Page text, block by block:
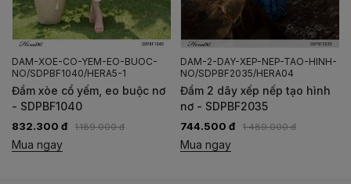
DAM-2-DAY-XEP-NEP-TAO-HINH-
NO/SDPBF2035/HERA04
Đầm 2 dây xếp nếp tạo hình
nơ - SDPBF2035
744.500 đ 1.489.000 đ
Mua ngay
DAM-CO-YEM-BUOC-
NO/SDPBF2032/HERA04
Đầm cổ yếm buộc nơ -
SDPBF2032
773.400 đ 1.289.000 đ
Mua ngay